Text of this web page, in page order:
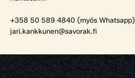
+358 50 589 4840 (myös Whatsapp)
jari.kankkunen@savorak.fi